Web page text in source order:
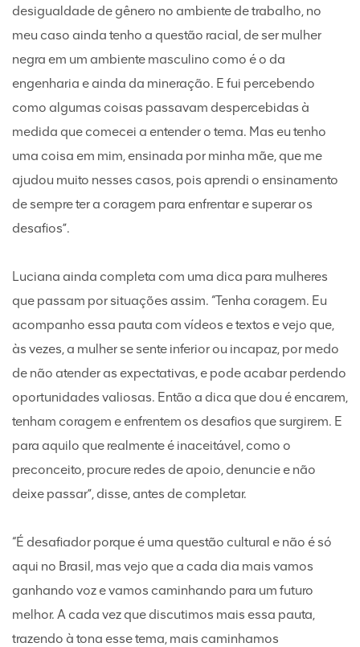
desigualdade de gênero no ambiente de trabalho, no
meu caso ainda tenho a questão racial, de ser mulher
negra em um ambiente masculino como é o da
engenharia e ainda da mineração. E fui percebendo
como algumas coisas passavam despercebidas à
medida que comecei a entender o tema. Mas eu tenho
uma coisa em mim, ensinada por minha mãe, que me
ajudou muito nesses casos, pois aprendi o ensinamento
de sempre ter a coragem para enfrentar e superar os
desafios”.
Luciana ainda completa com uma dica para mulheres
que passam por situações assim. “Tenha coragem. Eu
acompanho essa pauta com vídeos e textos e vejo que,
às vezes, a mulher se sente inferior ou incapaz, por medo
de não atender as expectativas, e pode acabar perdendo
oportunidades valiosas. Então a dica que dou é encarem,
tenham coragem e enfrentem os desafios que surgirem. E
para aquilo que realmente é inaceitável, como o
preconceito, procure redes de apoio, denuncie e não
deixe passar”, disse, antes de completar.
“É desafiador porque é uma questão cultural e não é só
aqui no Brasil, mas vejo que a cada dia mais vamos
ganhando voz e vamos caminhando para um futuro
melhor. A cada vez que discutimos mais essa pauta,
trazendo à tona esse tema, mais caminhamos